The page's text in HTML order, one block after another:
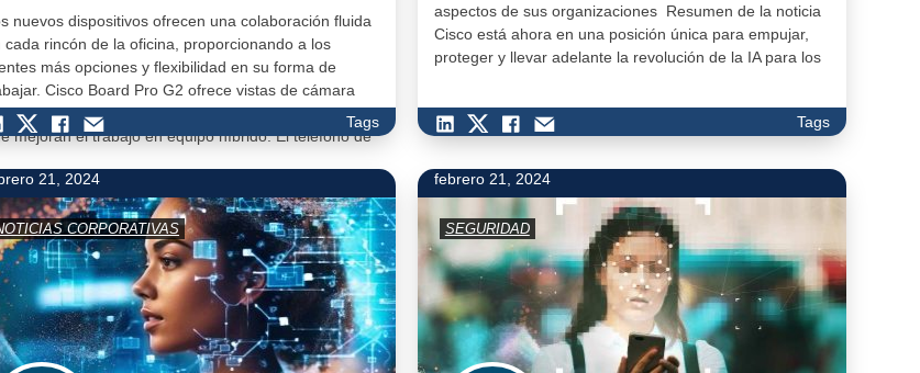
nuevos dispositivos ofrecen una colaboración fluida
cada rincón de la oficina, proporcionando a los
más opciones y flexibilidad en su forma de
Cisco Board Pro G2 ofrece vistas de cámara
y funciones de colaboración basadas en IA
mejoran el trabajo en equipo híbrido. El teléfono de
Tags
aspectos de sus organizaciones Resumen de la noticia
Cisco está ahora en una posición única para empujar,
proteger y llevar adelante la revolución de la IA para los
Tags
21, 2024
CORPORATIVAS
febrero 21, 2024
SEGURIDAD